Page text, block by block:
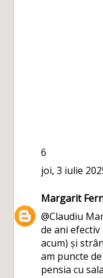
6
joi, 3 iulie
Margarit
@Claudiu
de ani efectiv
acum) și
am puncte
pensia cu